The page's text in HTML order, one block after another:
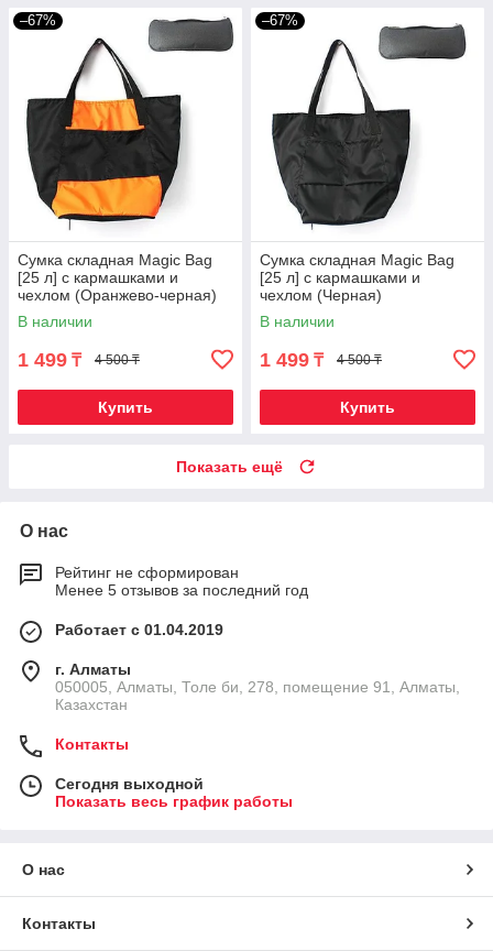
–67%
Сумка складная Magic Bag
[25 л] с кармашками и
чехлом (Оранжево-черная)
В наличии
1 499 ₸ 4 500 ₸
Купить
–67%
Сумка складная Magic Bag
[25 л] с кармашками и
чехлом (Черная)
В наличии
1 499 ₸ 4 500 ₸
Купить
Показать ещё
О нас
Рейтинг не сформирован
Менее 5 отзывов за последний год
Работает с 01.04.2019
г. Алматы
050005, Алматы, Толе би, 278, помещение 91, Алматы,
Казахстан
Контакты
Сегодня выходной
Показать весь график работы
О нас
Контакты